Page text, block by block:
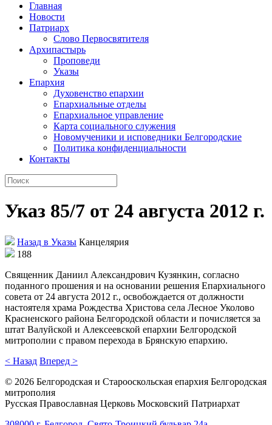
Главная
Новости
Патриарх
Слово Первосвятителя
Архипастырь
Проповеди
Указы
Епархия
Духовенство епархии
Епархиальные отделы
Епархиальное управление
Карта социального служения
Новомученики и исповедники Белгородские
Политика конфиденциальности
Контакты
Указ 85/7 от 24 августа 2012 г.
Назад в Указы Канцелярия
188
Священник Даниил Александрович Кузянкин, согласно
поданного прошения и на основании решения Епархиального
совета от 24 августа 2012 г., освобождается от должности
настоятеля храма Рождества Христова села Лесное Уколово
Красненского района Белгородской области и почисляется за
штат Валуйской и Алексеевской епархии Белгородской
митрополии с правом перехода в Брянскую епархию.
< Назад Вперед >
© 2026 Белгородская и Старооскольская епархия Белгородская
митрополия
Русская Православная Церковь Московский Патриархат